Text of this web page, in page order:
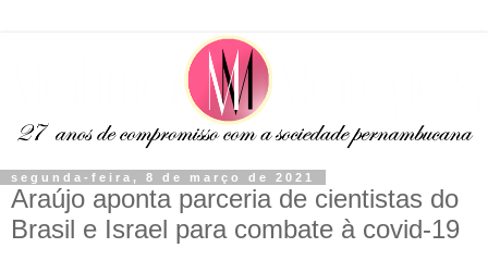
segunda-feira, 8 de março de 2021
Araújo aponta parceria de cientistas do
Brasil e Israel para combate à covid-19